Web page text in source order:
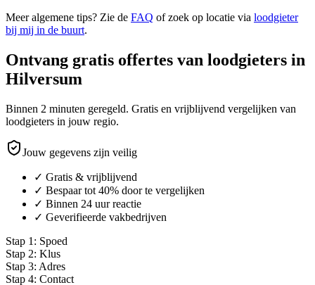
Meer algemene tips? Zie de FAQ of zoek op locatie via loodgieter
bij mij in de buurt.
Ontvang gratis offertes van loodgieters in
Hilversum
Binnen 2 minuten geregeld. Gratis en vrijblijvend vergelijken van
loodgieters in jouw regio.
Jouw gegevens zijn veilig
✓ Gratis & vrijblijvend
✓ Bespaar tot 40% door te vergelijken
✓ Binnen 24 uur reactie
✓ Geverifieerde vakbedrijven
Stap 1 : Spoed
Stap 2: Klus
Stap 3: Adres
Stap 4: Contact